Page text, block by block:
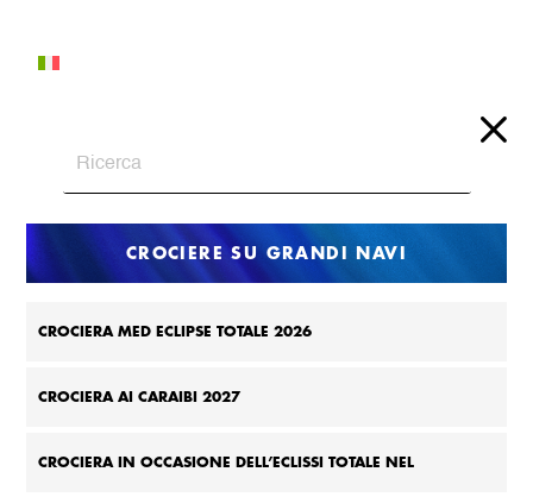
CROCIERE SU GRANDI NAVI
CROCIERA MED ECLIPSE TOTALE 2026
CROCIERA AI CARAIBI 2027
CROCIERA IN OCCASIONE DELL’ECLISSI TOTALE NEL